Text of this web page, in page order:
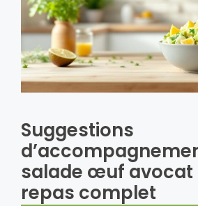
Suggestions
salade œuf avocat
repas complet